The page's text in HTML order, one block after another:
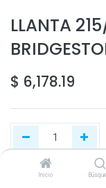
Inicio
LLANTA
$ 6,178.19